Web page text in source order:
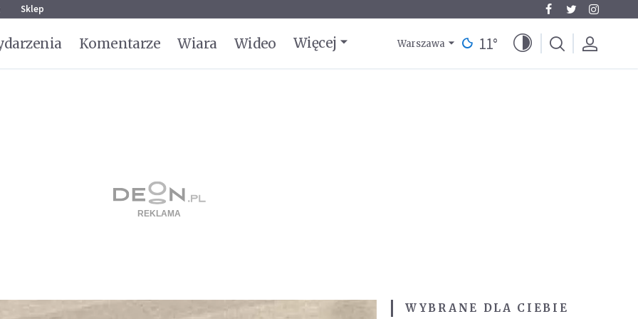
Sklep
Komentarze Wiara Wideo Więcej Warszawa 11°
WYBRANE DLA CIEBIE